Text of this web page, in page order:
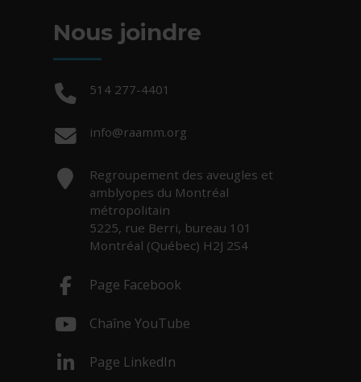
Nous joindre
Téléphone :
514 277-4401
Courriel :
info@raamm.org
Adresse :
Regroupement des aveugles et
amblyopes du Montréal
métropolitain
5225, rue Berri, bureau 101
Montréal (Québec) H2J 2S4
Page Facebook
Chaîne YouTube
Page LinkedIn